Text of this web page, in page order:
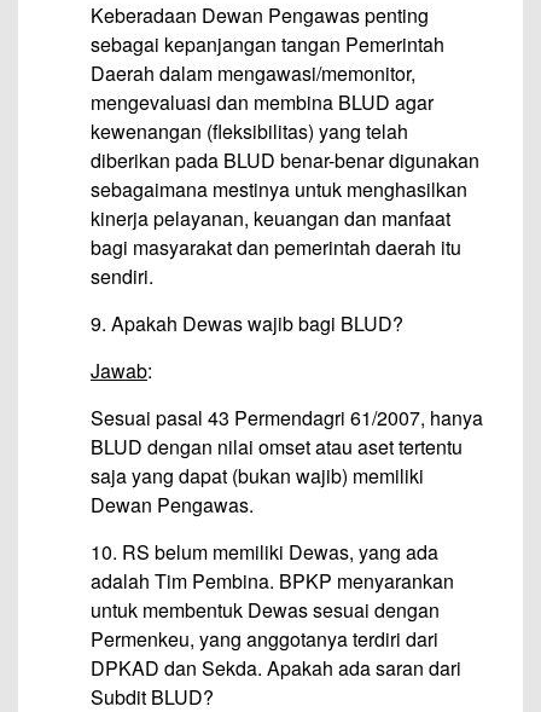
Keberadaan Dewan Pengawas penting
sebagai kepanjangan tangan Pemerintah
Daerah dalam mengawasi/memonitor,
mengevaluasi dan membina BLUD agar
kewenangan (fleksibilitas) yang telah
diberikan pada BLUD benar-benar digunakan
sebagaimana mestinya untuk menghasilkan
kinerja pelayanan, keuangan dan manfaat
bagi masyarakat dan pemerintah daerah itu
sendiri.
9. Apakah Dewas wajib bagi BLUD?
Jawab:
Sesuai pasal 43 Permendagri 61/2007, hanya
BLUD dengan nilai omset atau aset tertentu
saja yang dapat (bukan wajib) memiliki
Dewan Pengawas.
10. RS belum memiliki Dewas, yang ada
adalah Tim Pembina. BPKP menyarankan
untuk membentuk Dewas sesuai dengan
Permenkeu, yang anggotanya terdiri dari
DPKAD dan Sekda. Apakah ada saran dari
Subdit BLUD?